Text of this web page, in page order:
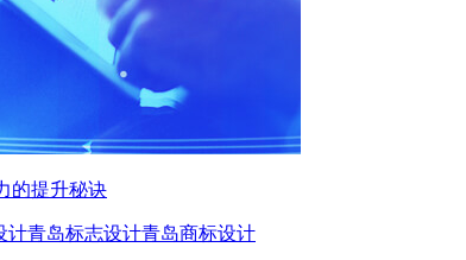
的提升秘诀
计青岛标志设计青岛商标设计